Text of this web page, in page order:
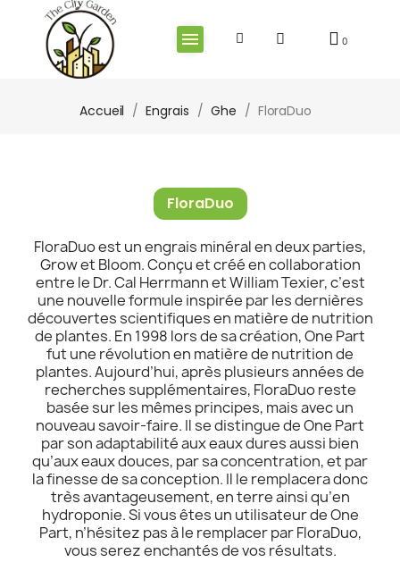
Accueil Engrais Ghe FloraDuo
FloraDuo
FloraDuo est un engrais minéral en deux parties,
Grow et Bloom. Conçu et créé en collaboration
entre le Dr. Cal Herrmann et William Texier, c’est
une nouvelle formule inspirée par les dernières
découvertes scientifiques en matière de nutrition
de plantes. En 1998 lors de sa création, One Part
fut une révolution en matière de nutrition de
plantes. Aujourd’hui, après plusieurs années de
recherches supplémentaires, FloraDuo reste
basée sur les mêmes principes, mais avec un
nouveau savoir-faire. Il se distingue de One Part
par son adaptabilité aux eaux dures aussi bien
qu’aux eaux douces, par sa concentration, et par
la finesse de sa conception. Il le remplacera donc
très avantageusement, en terre ainsi qu’en
hydroponie. Si vous êtes un utilisateur de One
Part, n’hésitez pas à le remplacer par FloraDuo,
vous serez enchantés de vos résultats.